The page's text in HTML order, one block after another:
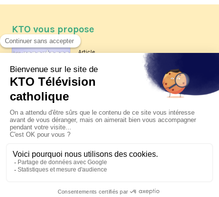
KTO vous propose
Article
Les reportages d'été 2026 de KTO
La visite pastorale du pape Léon
XIV à Assise à suivre sur KTO le
jeudi 6 août
Le pape en Uruguay, Argentine et
Pérou du 6 au 17 novembre 2026